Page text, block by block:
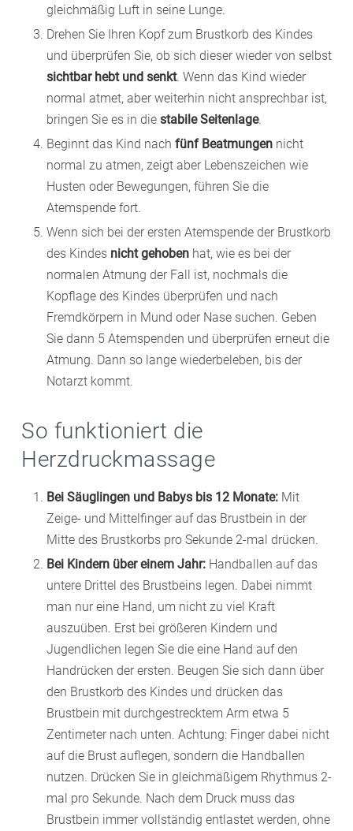
gleichmäßig Luft in seine Lunge.
Drehen Sie Ihren Kopf zum Brustkorb des Kindes
und überprüfen Sie, ob sich dieser wieder von selbst
sichtbar hebt und senkt. Wenn das Kind wieder
normal atmet, aber weiterhin nicht ansprechbar ist,
bringen Sie es in die stabile Seitenlage.
Beginnt das Kind nach fünf Beatmungen nicht
normal zu atmen, zeigt aber Lebenszeichen wie
Husten oder Bewegungen, führen Sie die
Atemspende fort.
Wenn sich bei der ersten Atemspende der Brustkorb
des Kindes nicht gehoben hat, wie es bei der
normalen Atmung der Fall ist, nochmals die
Kopflage des Kindes überprüfen und nach
Fremdkörpern in Mund oder Nase suchen. Geben
Sie dann 5 Atemspenden und überprüfen erneut die
Atmung. Dann so lange wiederbeleben, bis der
Notarzt kommt.
So funktioniert die
Herzdruckmassage
Bei Säuglingen und Babys bis 12 Monate: Mit
Zeige- und Mittelfinger auf das Brustbein in der
Mitte des Brustkorbs pro Sekunde 2-mal drücken.
Bei Kindern über einem Jahr: Handballen auf das
untere Drittel des Brustbeins legen. Dabei nimmt
man nur eine Hand, um nicht zu viel Kraft
auszuüben. Erst bei größeren Kindern und
Jugendlichen legen Sie die eine Hand auf den
Handrücken der ersten. Beugen Sie sich dann über
den Brustkorb des Kindes und drücken das
Brustbein mit durchgestrecktem Arm etwa 5
Zentimeter nach unten. Achtung: Finger dabei nicht
auf die Brust auflegen, sondern die Handballen
nutzen. Drücken Sie in gleichmäßigem Rhythmus 2-
mal pro Sekunde. Nach dem Druck muss das
Brustbein immer vollständig entlastet werden, ohne